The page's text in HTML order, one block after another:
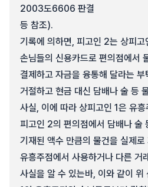
2003도6606 판결
등 참조).
기록에 의하면, 피고인 2는 상피고
손님들의 신용카드로 편의점에서
결제하고 자금을 융통해 달라는
거절하고 현금 대신 담배나 술 등
사실, 이에 따라 상피고인 1은 유
피고인 2의 편의점에서 담배나 술
기재된 액수 만큼의 물건을 실제로
유흥주점에서 사용하거나 다른 거
사실을 알 수 있는바, 이와 같이 위